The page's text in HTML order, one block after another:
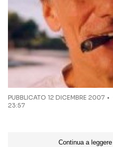
PUBBLICATO 12 DICEMBRE 2007
23:57